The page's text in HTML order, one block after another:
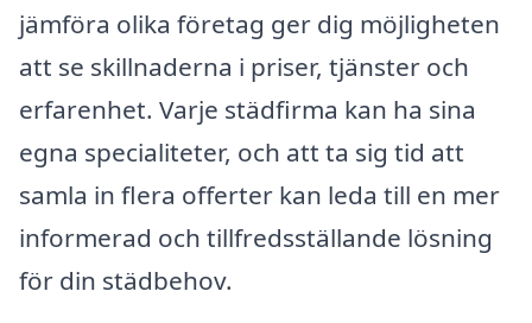
jämföra olika företag ger dig möjligheten
att se skillnaderna i priser, tjänster och
erfarenhet. Varje städfirma kan ha sina
egna specialiteter, och att ta sig tid att
samla in flera offerter kan leda till en mer
informerad och tillfredsställande lösning
för din städbehov.